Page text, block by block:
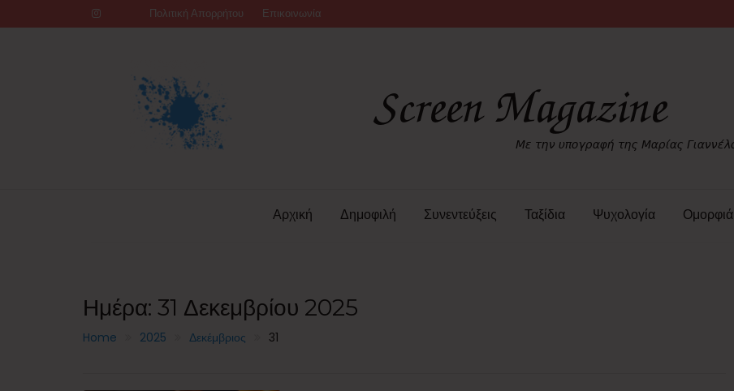
to
Πολιτική Απορρήτου Επικοινωνία
Αρχική Δημοφιλή Συνεντεύξεις Ταξίδια Ψυχολογία Ομορφιά
Ημέρα: 31 Δεκεμβρίου 2025
Home 2025 Δεκέμβριος 31